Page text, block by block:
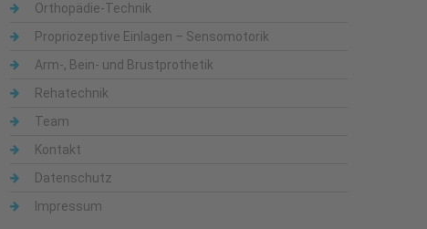
Orthopädie-Technik
Propriozeptive Einlagen – Sensomotorik
Arm-, Bein- und Brustprothetik
Rehatechnik
Team
Kontakt
Datenschutz
Impressum